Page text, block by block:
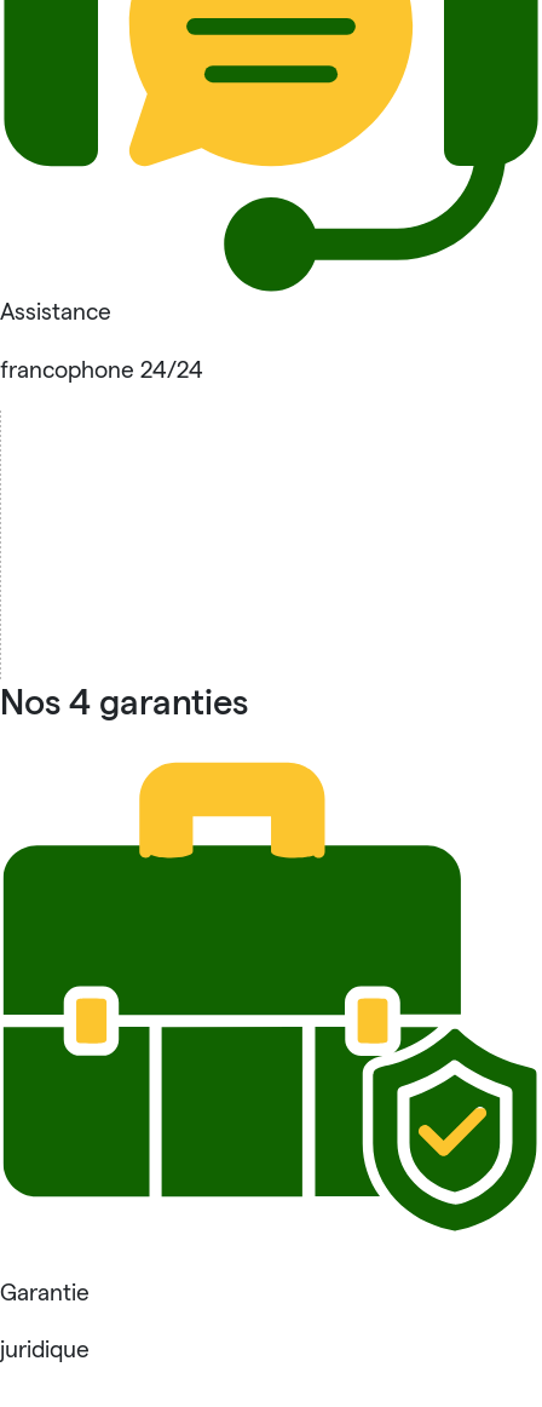
Assistance
francophone 24/24
Nos 4 garanties
Garantie
juridique